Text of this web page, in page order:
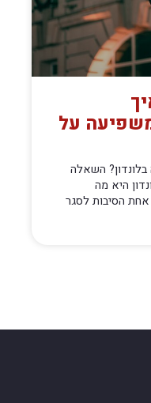
על
השאלה
היא מה
הסיבות לסגר